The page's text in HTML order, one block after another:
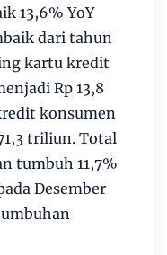
13,6% YoY
dari tahun
kartu kredit
Rp 13,8
konsumen
triliun. Total
tumbuh 11,7%
Desember